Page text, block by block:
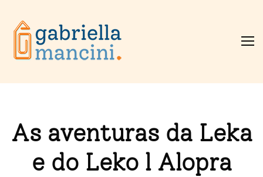
As aventuras da Leka
e do Leko l Alopra